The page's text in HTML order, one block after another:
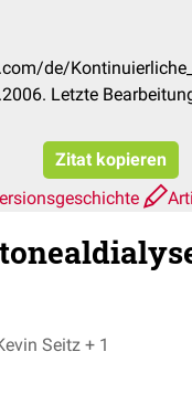
de/
Letzte
Zitat kopieren
Emrah Hircin, Kevin Seitz + 1